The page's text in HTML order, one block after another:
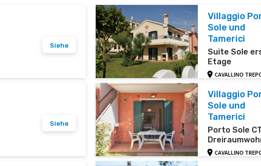
Siehe
Villaggio
Sole und
Tamerici
Suite Sole
Etage
CAVALLINO
Siehe
Villaggio
Sole und
Tamerici
Porto Sole
CAVALLINO